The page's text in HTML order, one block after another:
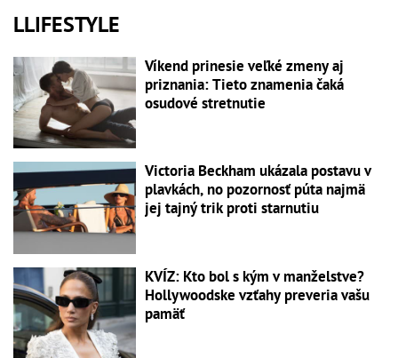
LLIFESTYLE
Víkend prinesie veľké zmeny aj
priznania: Tieto znamenia čaká
osudové stretnutie
Victoria Beckham ukázala postavu v
plavkách, no pozornosť púta najmä
jej tajný trik proti starnutiu
KVÍZ: Kto bol s kým v manželstve?
Hollywoodske vzťahy preveria vašu
pamäť